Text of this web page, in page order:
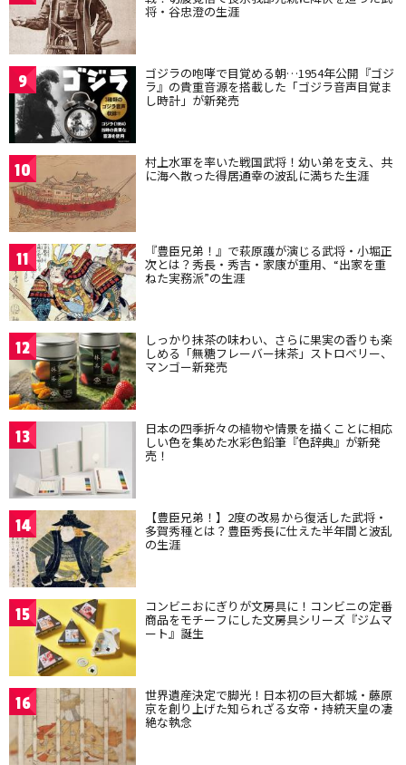
将・谷忠澄の生涯
9 ゴジラの咆哮で目覚める朝…1954年公開『ゴジ
ラ』の貴重音源を搭載した「ゴジラ音声目覚ま
し時計」が新発売
10 村上水軍を率いた戦国武将！幼い弟を支え、共
に海へ散った得居通幸の波乱に満ちた生涯
11 『豊臣兄弟！』で萩原護が演じる武将・小堀正
次とは？秀長・秀吉・家康が重用、“出家を重
ねた実務派”の生涯
12 しっかり抹茶の味わい、さらに果実の香りも楽
しめる「無糖フレーバー抹茶」ストロベリー、
マンゴー新発売
13 日本の四季折々の植物や情景を描くことに相応
しい色を集めた水彩色鉛筆『色辞典』が新発
売！
14 【豊臣兄弟！】2度の改易から復活した武将・
多賀秀種とは？豊臣秀長に仕えた半年間と波乱
の生涯
15 コンビニおにぎりが文房具に！コンビニの定番
商品をモチーフにした文房具シリーズ『ジムマ
ート』誕生
16 世界遺産決定で脚光！日本初の巨大都城・藤原
京を創り上げた知られざる女帝・持統天皇の凄
絶な執念